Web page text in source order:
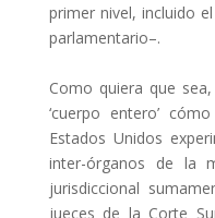
primer nivel, incluido
parlamentario–.
Como quiera que
‘cuerpo entero’
Estados Unidos
inter-órganos de la
jurisdiccional
jueces de la Corte